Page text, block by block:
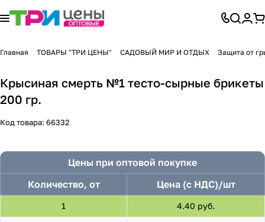
Главная ТОВАРЫ "ТРИ ЦЕНЫ" САДОВЫЙ МИР И ОТДЫХ Защита от
Крысиная смерть №1 тесто-сырные брикеты
200 гр.
Код товара: 66332
Цены при оптовой покупке
Количество, от
Цена (с НДС)/шт
1 4.40 руб.